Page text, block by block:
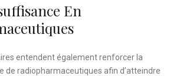
En
entendent également renforcer la
de radiopharmaceutiques afin d’atteindre